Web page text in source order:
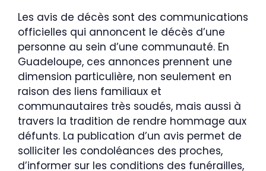
Les avis de décès sont des communications
officielles qui annoncent le décès d’une
personne au sein d’une communauté. En
Guadeloupe, ces annonces prennent une
dimension particulière, non seulement en
raison des liens familiaux et
communautaires très soudés, mais aussi à
travers la tradition de rendre hommage aux
défunts. La publication d’un avis permet de
solliciter les condoléances des proches,
d’informer sur les conditions des funérailles,